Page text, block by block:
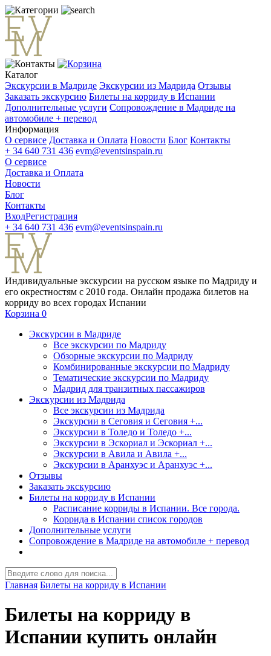
Каталог
Экскурсии в Мадриде Экскурсии из Мадрида Отзывы
Заказать экскурсию Билеты на корриду в Испании
Дополнительные услуги Сопровождение в Мадриде на
автомобиле + перевод
Информация
О сервисе Доставка и Оплата Новости Блог Контакты
+ 34 640 731 436 evm@eventsinspain.ru
О сервисе
Доставка и Оплата
Новости
Блог
Контакты
ВходРегистрация
+ 34 640 731 436 evm@eventsinspain.ru
Индивидуальные экскурсии на русском языке по Мадриду и
его окрестностям с 2010 года. Онлайн продажа билетов на
корриду во всех городах Испании
Корзина 0
Экскурсии в Мадриде
Все экскурсии по Мадриду
Обзорные экскурсии по Мадриду
Комбинированные экскурсии по Мадриду
Тематические экскурсии по Мадриду
Мадрид для транзитных пассажиров
Экскурсии из Мадрида
Все экскурсии из Мадрида
Экскурсии в Сеговия и Сеговия +...
Экскурсии в Толедо и Толедо +...
Экскурсии в Эскориал и Эскориал +...
Экскурсии в Авила и Авила +...
Экскурсии в Аранхуэс и Аранхуэс +...
Отзывы
Заказать экскурсию
Билеты на корриду в Испании
Расписание корриды в Испании. Все города.
Коррида в Испании список городов
Дополнительные услуги
Сопровождение в Мадриде на автомобиле + перевод
Главная Билеты на корриду в Испании
Билеты на корриду в
Испании купить онлайн